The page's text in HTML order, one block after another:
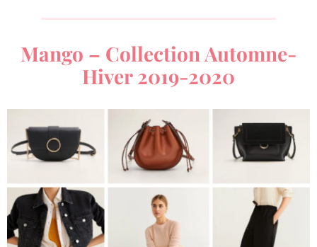
Mango – Collection Automne-
Hiver 2019-2020